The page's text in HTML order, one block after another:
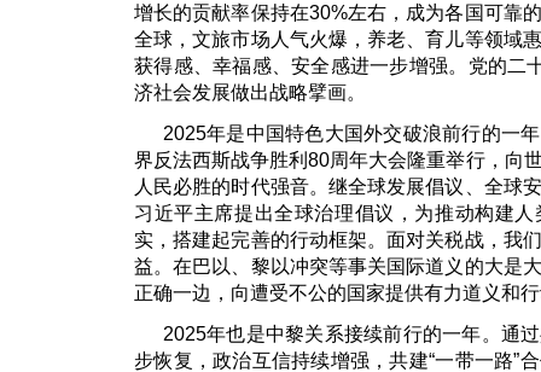
增长的贡献率保持在30%左右，成为各国可靠
全球，文旅市场人气火爆，养老、育儿等领域
获得感、幸福感、安全感进一步增强。党的二
济社会发展做出战略擘画。
2025年是中国特色大国外交破浪前行的一
界反法西斯战争胜利80周年大会隆重举行，向
人民必胜的时代强音。继全球发展倡议、全球
习近平主席提出全球治理倡议，为推动构建
实，搭建起完善的行动框架。面对关税战，我
益。在巴以、黎以冲突等事关国际道义的大是
正确一边，向遭受不公的国家提供有力道义和
2025年也是中黎关系接续前行的一年。通
步恢复，政治互信持续增强，共建“一带一路”